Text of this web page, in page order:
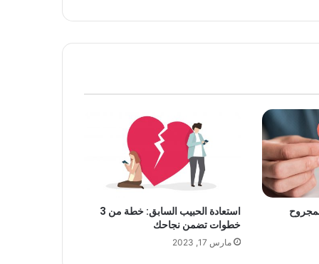
استعادة الحبيب السابق: خطة من 3
خطوات تضمن نجاحك
مارس 17, 2023